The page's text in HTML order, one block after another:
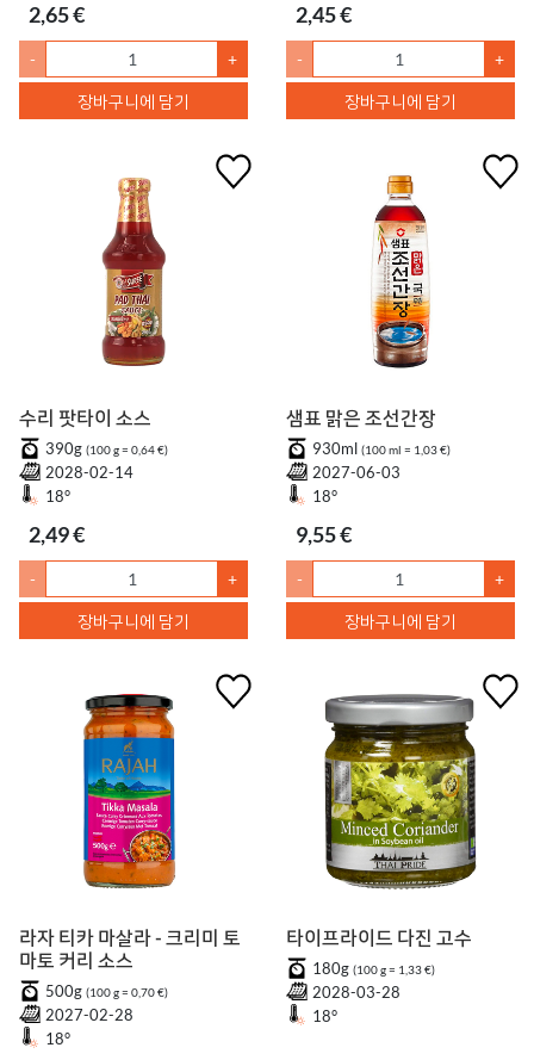
2,65 €
- +
장바구니에 담기
2,45 €
- +
장바구니에 담기
수리 팟타이 소스
390g (100 g = 0,64 €)
2028-02-14
18°
2,49 €
- +
장바구니에 담기
샘표 맑은 조선간장
930ml (100 ml = 1,03 €)
2027-06-03
18°
9,55 €
- +
장바구니에 담기
라자 티카 마살라 - 크리미 토
마토 커리 소스
500g (100 g = 0,70 €)
2027-02-28
18°
타이프라이드 다진 고수
180g (100 g = 1,33 €)
2028-03-28
18°